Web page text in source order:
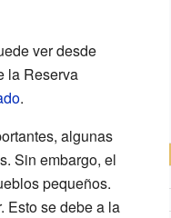
ver desde
la Reserva
.
algunas
Sin embargo, el
pequeños.
Esto se debe a la